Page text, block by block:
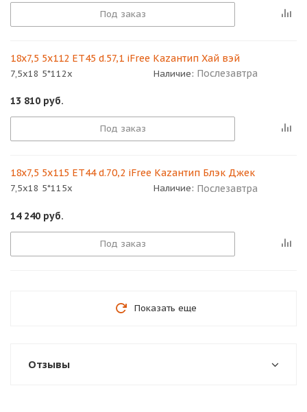
Под заказ
18x7,5 5x112 ET45 d.57,1 iFree Кazaнтип Хай вэй
7,5x18 5*112x Наличие: Послезавтра
13 810 руб.
Под заказ
18x7,5 5x115 ET44 d.70,2 iFree Кazaнтип Блэк Джек
7,5x18 5*115x Наличие: Послезавтра
14 240 руб.
Под заказ
Показать еще
Отзывы